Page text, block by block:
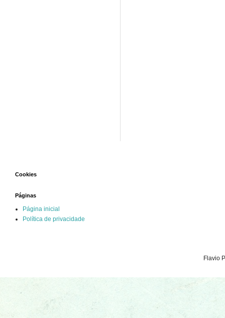
Cookies
Páginas
Página inicial
Política de privacidade
Flavio